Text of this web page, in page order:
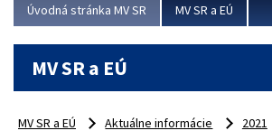
Viac
Úvodná stránka MV SR MV SR a EÚ
MV SR a EÚ
MV SR a EÚ Aktuálne informácie 2021